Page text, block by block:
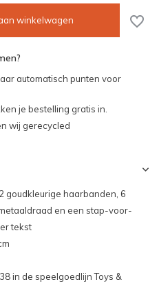
winkelwagen
automatisch punten voor
je bestelling gratis in.
wij gerecycled
goudkleurige haarbanden, 6
en een stap-voor-
tekst
in de speelgoedlijn Toys &